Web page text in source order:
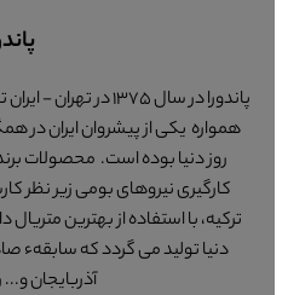
پاندورا در سال 1375 در
همواره یکی از پیشروان ایران در
روز دنیا بوده است. محصولات برند
کارگیری نیروهای بومی زیر نظر
ترکیه، با استفاده از بهترین متریال
دنیا تولید می گردد که سابقهء
آذربایجان و...